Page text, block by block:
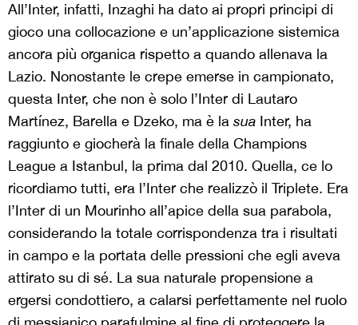
All’Inter, infatti, Inzaghi ha dato ai propri principi di
gioco una collocazione e un’applicazione sistemica
ancora più organica rispetto a quando allenava la
Lazio. Nonostante le crepe emerse in campionato,
questa Inter, che non è solo l’Inter di Lautaro
Martínez, Barella e Dzeko, ma è la sua Inter, ha
raggiunto e giocherà la finale della Champions
League a Istanbul, la prima dal 2010. Quella, ce lo
ricordiamo tutti, era l’Inter che realizzò il Triplete. Era
l’Inter di un Mourinho all’apice della sua parabola,
considerando la totale corrispondenza tra i risultati
in campo e la portata delle pressioni che egli aveva
attirato su di sé. La sua naturale propensione a
ergersi condottiero, a calarsi perfettamente nel ruolo